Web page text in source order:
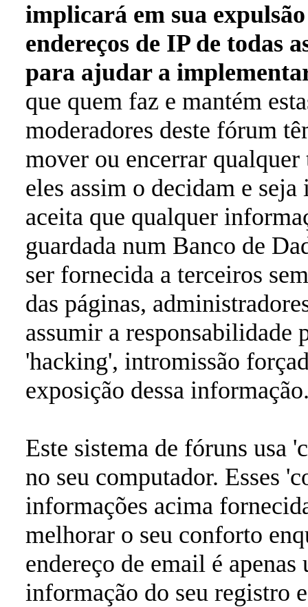
implicará em sua
endereços de IP de todas
para ajudar a
que quem faz e mantém
moderadores deste fórum
mover ou encerrar
eles assim o decidam e
aceita que qualquer
guardada num Banco de
ser fornecida a terceiros
das páginas,
assumir a responsabilidade
'hacking', intromissão
exposição dessa
Este sistema de fóruns usa
no seu computador. Esses
informações acima
melhorar o seu conforto
endereço de email é
informação do seu registro